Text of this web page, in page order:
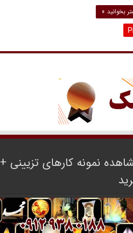
بخوانید »
نمونه کارهای تزیینی +